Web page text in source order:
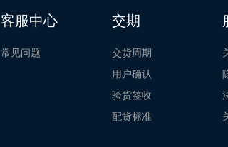
客服中心
常见问题
交期
交货周期
用户确认
验货签收
配货标准